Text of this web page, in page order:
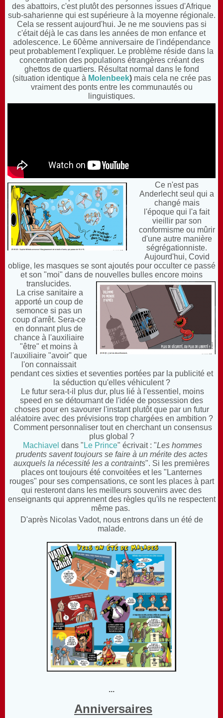
des abattoirs, c'est plutôt des personnes issues d'Afrique
sub-saharienne qui est supérieure à la moyenne régionale.
Cela se ressent aujourd'hui. Je ne me souviens pas si
c'était déjà le cas dans les années de mon enfance et
adolescence. Le 60ème anniversaire de l'indépendance
peut probablement l'expliquer. Le problème réside dans la
concentration des populations étrangères créant des
ghettos de quartiers. Résultat normal dans le fond
(situation identique à Molenbeek) mais cela ne crée pas
vraiment des ponts entre les communautés ou
linguistiques.
Ce n'est pas
Anderlecht seul qui a
changé mais
l'époque qui l'a fait
vieillir par son
conformisme ou mûrir
d'une autre manière
ségrégationniste.
Aujourd'hui, Covid
oblige, les masques se sont ajoutés pour occulter ce passé
et son "moi" dans de nouvelles bulles encore moins
translucides.
La crise sanitaire a
apporté un coup de
semonce si pas un
coup d'arrêt. Sera-ce
en donnant plus de
chance à l'auxiliaire
"être" et moins à
l'auxiliaire "avoir" que
l'on connaissait
pendant ces sixties et seventies portées par la publicité et
la séduction qu'elles véhiculent ?
Le futur sera-t-il plus dur, plus lié à l'essentiel, moins
speed en se détournant de l'idée de possession des
choses pour en savourer l'instant plutôt que par un futur
aléatoire avec des prévisions trop chargées en ambition ?
Comment personnaliser tout en cherchant un consensus
plus global ?
Machiavel dans "Le Prince" écrivait : "Les hommes
prudents savent toujours se faire à un mérite des actes
auxquels la nécessité les a contraints". Si les premières
places ont toujours été convoitées et les "Lanternes
rouges" pour ses compensations, ce sont les places à part
qui resteront dans les meilleurs souvenirs avec des
enseignants qui apprennent des règles qu'ils ne respectent
même pas.
D'après Nicolas Vadot, nous entrons dans un été de
malade.
...
Anniversaires